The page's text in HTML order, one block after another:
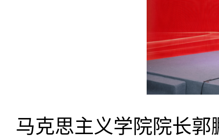
马克思主义学院院长